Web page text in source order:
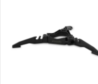
eAbecedne
p